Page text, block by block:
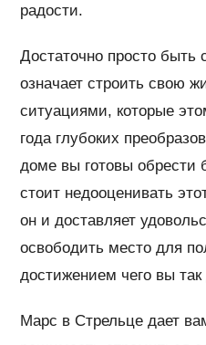
радости.
Достаточно просто быть
означает строить свою
ситуациями, которые
года глубоких
доме вы готовы обрести
стоит недооценивать
он и доставляет
освободить место для
достижением чего вы
Марс в Стрельце дает